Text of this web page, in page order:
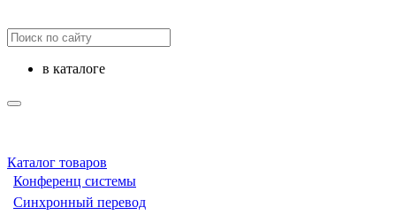
в каталоге
Каталог товаров
Конференц системы
Синхронный перевод